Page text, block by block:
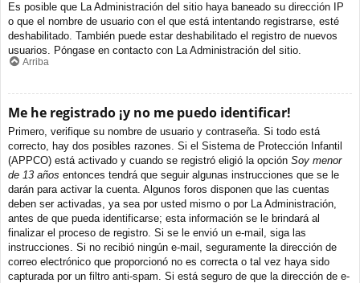
Es posible que La Administración del sitio haya baneado su dirección IP
o que el nombre de usuario con el que está intentando registrarse, esté
deshabilitado. También puede estar deshabilitado el registro de nuevos
usuarios. Póngase en contacto con La Administración del sitio.
Arriba
Me he registrado ¡y no me puedo identificar!
Primero, verifique su nombre de usuario y contraseña. Si todo está
correcto, hay dos posibles razones. Si el Sistema de Protección Infantil
(APPCO) está activado y cuando se registró eligió la opción Soy menor
de 13 años entonces tendrá que seguir algunas instrucciones que se le
darán para activar la cuenta. Algunos foros disponen que las cuentas
deben ser activadas, ya sea por usted mismo o por La Administración,
antes de que pueda identificarse; esta información se le brindará al
finalizar el proceso de registro. Si se le envió un e-mail, siga las
instrucciones. Si no recibió ningún e-mail, seguramente la dirección de
correo electrónico que proporcionó no es correcta o tal vez haya sido
capturada por un filtro anti-spam. Si está seguro de que la dirección de e-